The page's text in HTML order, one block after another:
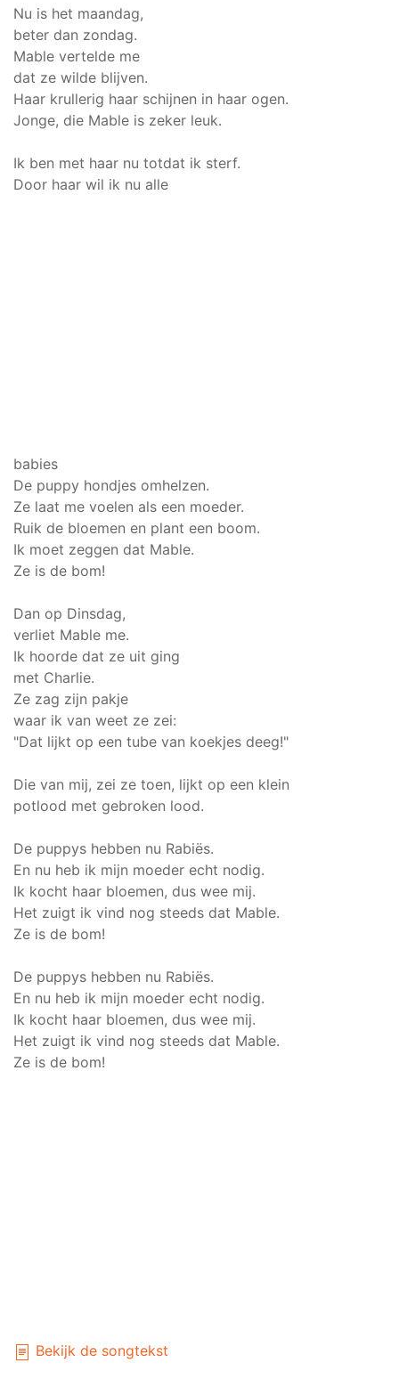
Nu is het maandag,
beter dan zondag.
Mable vertelde me
dat ze wilde blijven.
Haar krullerig haar schijnen in haar ogen.
Jonge, die Mable is zeker leuk.
Ik ben met haar nu totdat ik sterf.
Door haar wil ik nu alle
babies
De puppy hondjes omhelzen.
Ze laat me voelen als een moeder.
Ruik de bloemen en plant een boom.
Ik moet zeggen dat Mable.
Ze is de bom!
Dan op Dinsdag,
verliet Mable me.
Ik hoorde dat ze uit ging
met Charlie.
Ze zag zijn pakje
waar ik van weet ze zei:
"Dat lijkt op een tube van koekjes deeg!"
Die van mij, zei ze toen, lijkt op een klein
potlood met gebroken lood.
De puppys hebben nu Rabiës.
En nu heb ik mijn moeder echt nodig.
Ik kocht haar bloemen, dus wee mij.
Het zuigt ik vind nog steeds dat Mable.
Ze is de bom!
De puppys hebben nu Rabiës.
En nu heb ik mijn moeder echt nodig.
Ik kocht haar bloemen, dus wee mij.
Het zuigt ik vind nog steeds dat Mable.
Ze is de bom!
Bekijk de songtekst